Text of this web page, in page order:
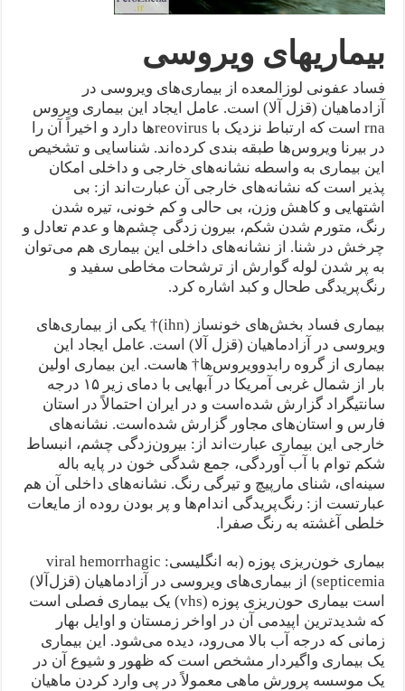
بیماریهای ویروسی
فساد عفونی لوزالمعده از بیماری‌های ویروسی در
آزادماهیان (قزل آلا) است. عامل ایجاد این بیماری ویروس
rna است که ارتباط نزدیک با reovirus‌ها دارد و اخیراً آن را
در بیرنا ویروس‌ها طبقه بندی کرده‌اند. شناسایی و تشخیص
این بیماری به واسطه نشانه‌های خارجی و داخلی امکان
پذیر است که نشانه‌های خارجی آن عبارت‌اند از: بی
اشتهایی و کاهش وزن، بی حالی و کم خونی، تیره شدن
رنگ، متورم شدن شکم، بیرون زدگی چشم‌ها و عدم تعادل و
چرخش در شنا. از نشانه‌های داخلی این بیماری هم می‌توان
به پر شدن لوله گوارش از ترشحات مخاطی سفید و
رنگ‌پریدگی طحال و کبد اشاره کرد.
بیماری فساد بخش‌های خونساز (ihn)† یکی از بیماری‌های
ویروسی در آزادماهیان (قزل آلا) است. عامل ایجاد این
بیماری از گروه رابدوویروس‌ها† هاست. این بیماری اولین
بار از شمال غربی آمریکا در آبهایی با دمای زیر ۱۵ درجه
سانتیگراد گزارش شده‌است و در ایران احتمالاً در استان
فارس و استان‌های مجاور گزارش شده‌است. نشانه‌های
خارجی این بیماری عبارت‌اند از: بیرون‌زدگی چشم، انبساط
شکم توام با آب آوردگی، جمع شدگی خون در پایه باله
سینه‌ای، شنای مارپیچ و تیرگی رنگ. نشانه‌های داخلی آن هم
عبارتست از: رنگ‌پریدگی اندام‌ها و پر بودن روده از مایعات
خلطی آغشته به رنگ صفرا.
بیماری خون‌ریزی پوزه (به انگلیسی: viral hemorrhagic
septicemia) از بیماری‌های ویروسی در آزادماهیان (قزل‌آلا)
است بیماری حون‌ریزی پوزه (vhs) یک بیماری فصلی است
که شدیدترین اپیدمی آن در اواخر زمستان و اوایل بهار
زمانی که درجه آب بالا می‌رود، دیده می‌شود. این بیماری
یک بیماری واگیردار مشخص است که ظهور و شیوع آن در
یک موسسه پرورش ماهی معمولاً در پی وارد کردن ماهیان